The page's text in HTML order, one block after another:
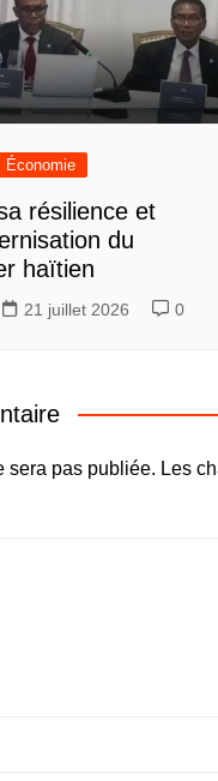
Économie
résilience et
du
haïtien
21 juillet 2026 0
sera pas publiée. Les